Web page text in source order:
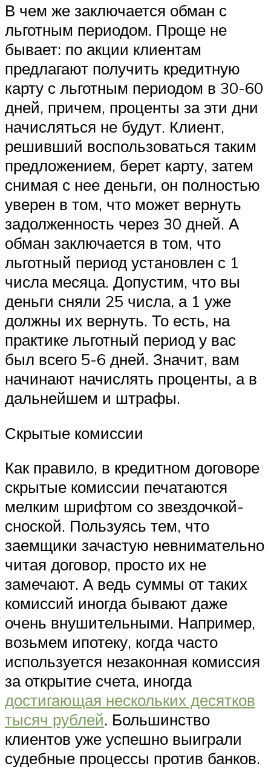
В чем же заключается обман с
льготным периодом. Проще не
бывает: по акции клиентам
предлагают получить кредитную
карту с льготным периодом в 30-60
дней, причем, проценты за эти дни
начисляться не будут. Клиент,
решивший воспользоваться таким
предложением, берет карту, затем
снимая с нее деньги, он полностью
уверен в том, что может вернуть
задолженность через 30 дней. А
обман заключается в том, что
льготный период установлен с 1
числа месяца. Допустим, что вы
деньги сняли 25 числа, а 1 уже
должны их вернуть. То есть, на
практике льготный период у вас
был всего 5-6 дней. Значит, вам
начинают начислять проценты, а в
дальнейшем и штрафы.
Скрытые комиссии
Как правило, в кредитном договоре
скрытые комиссии печатаются
мелким шрифтом со звездочкой-
сноской. Пользуясь тем, что
заемщики зачастую невнимательно
читая договор, просто их не
замечают. А ведь суммы от таких
комиссий иногда бывают даже
очень внушительными. Например,
возьмем ипотеку, когда часто
используется незаконная комиссия
за открытие счета, иногда
достигающая нескольких десятков
тысяч рублей. Большинство
клиентов уже успешно выиграли
судебные процессы против банков.